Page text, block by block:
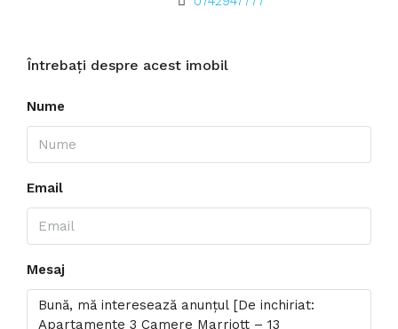
Întrebați despre acest imobil
Nume
Email
Mesaj